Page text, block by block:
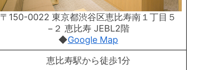
〒150-0022 東京都渋谷区恵比寿南１丁目５
−２ 恵比寿 JEBL2階
◆Google Map
恵比寿駅から徒歩1分